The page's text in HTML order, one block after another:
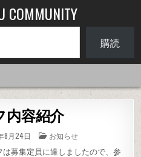
COMMUNITY
購読
内容紹介
8月24日 投
稿
先
お知らせ
募集定員に達しましたので、参